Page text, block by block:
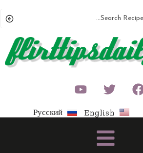
English
Русский